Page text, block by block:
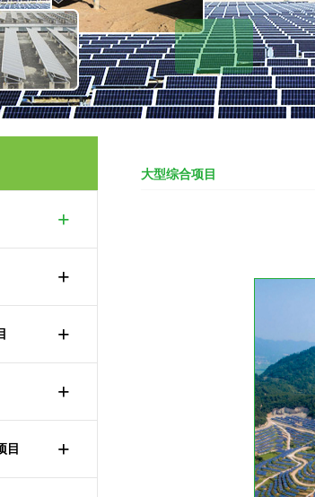
下线，晶科能源李嵩详解产品六大核心性能
刷新钙钛矿/TOPCon叠层电池效率世界纪录
+
+
+
+
目 +
大型综合项目